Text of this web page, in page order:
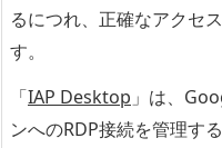
るにつれ、正確なアクセ
す。
「IAP Desktop 」は、
ンへのRDP接続を管理す